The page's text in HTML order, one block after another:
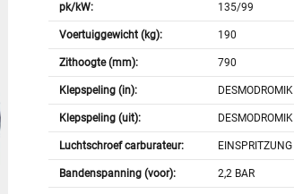
pk/kW: 135/99
Voertuiggewicht (kg): 190
Zithoogte (mm): 790
Klepspeling (in): DESMODROMIK
Klepspeling (uit): DESMODROMIK
Luchtschroef carburateur: EINSPRITZUNG
Bandenspanning (voor): 2,2 BAR